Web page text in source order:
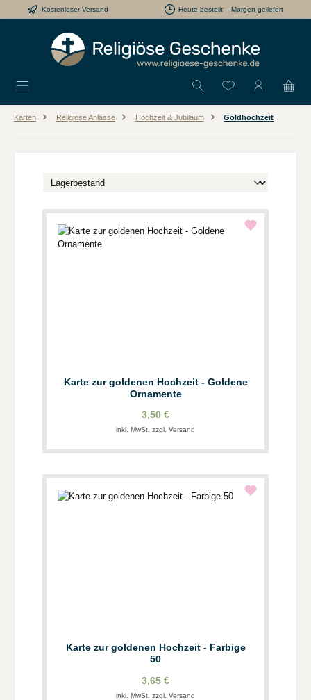
Zum Hauptinhalt springen
Kostenloser Versand Heute bestellt – Morgen geliefert
Du hast 0
Karten Religiöse Anlässe Hochzeit & Jubiläum Goldhochzeit
Karte zur goldenen Hochzeit - Goldene
Ornamente
3,50 €
inkl. MwSt. zzgl. Versand
Karte zur goldenen Hochzeit - Farbige
50
3,65 €
inkl. MwSt. zzgl. Versand